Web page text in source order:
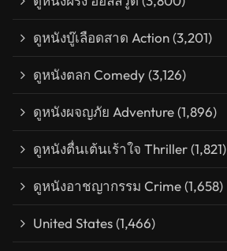
ดูหนังบู๊เลือดสาด Action(3,201)
ดูหนังตลก Comedy(3,126)
ดูหนังผจญภัย Adventure(1,896)
ดูหนังตื่นเต้นเร้าใจ Thriller(1,821)
ดูหนังอาชญากรรม Crime(1,658)
United States(1,466)